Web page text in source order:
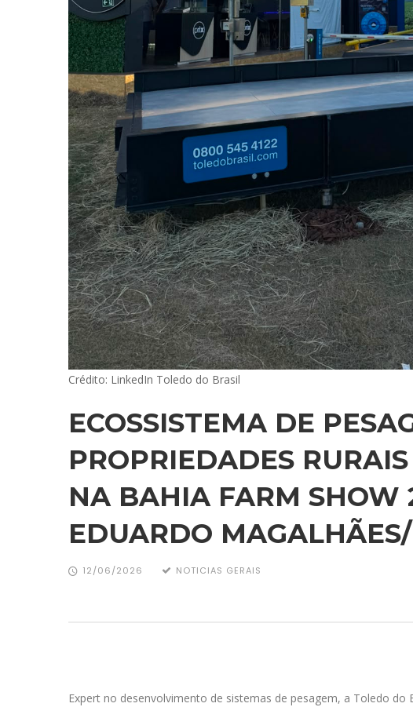
Crédito: LinkedIn Toledo do Brasil
ECOSSISTEMA DE
PROPRIEDADES
NA BAHIA FARM SHOW
EDUARDO
12/06/2026 NOTICIAS GERAIS
Expert no desenvolvimento de sistemas de pesagem, a Toledo do